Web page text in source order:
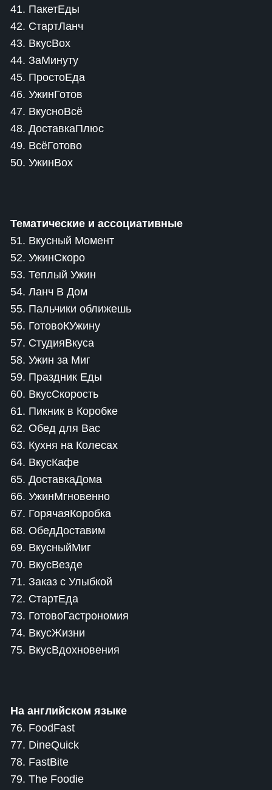
41. ПакетЕды
42. СтартЛанч
43. ВкусBox
44. ЗаМинуту
45. ПростоЕда
46. УжинГотов
47. ВкусноВсё
48. ДоставкаПлюс
49. ВсёГотово
50. УжинBox
Тематические и ассоциативные
51. Вкусный Момент
52. УжинСкоро
53. Теплый Ужин
54. Ланч В Дом
55. Пальчики оближешь
56. ГотовоКУжину
57. СтудияВкуса
58. Ужин за Миг
59. Праздник Еды
60. ВкусСкорость
61. Пикник в Коробке
62. Обед для Вас
63. Кухня на Колесах
64. ВкусКафе
65. ДоставкаДома
66. УжинМгновенно
67. ГорячаяКоробка
68. ОбедДоставим
69. ВкусныйМиг
70. ВкусВезде
71. Заказ с Улыбкой
72. СтартЕда
73. ГотовоГастрономия
74. ВкусЖизни
75. ВкусВдохновения
На английском языке
76. FoodFast
77. DineQuick
78. FastBite
79. The Foodie